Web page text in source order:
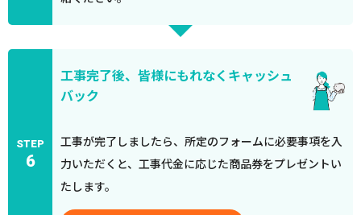
STEP
6
工事完了後、皆様にもれなくキャッシュ
バック
工事が完了しましたら、所定のフォームに必要事項を入
力いただくと、工事代金に応じた商品券をプレゼントい
たします。